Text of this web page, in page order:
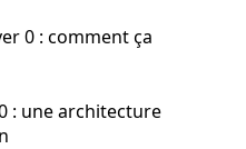
0 : comment ça
: une architecture